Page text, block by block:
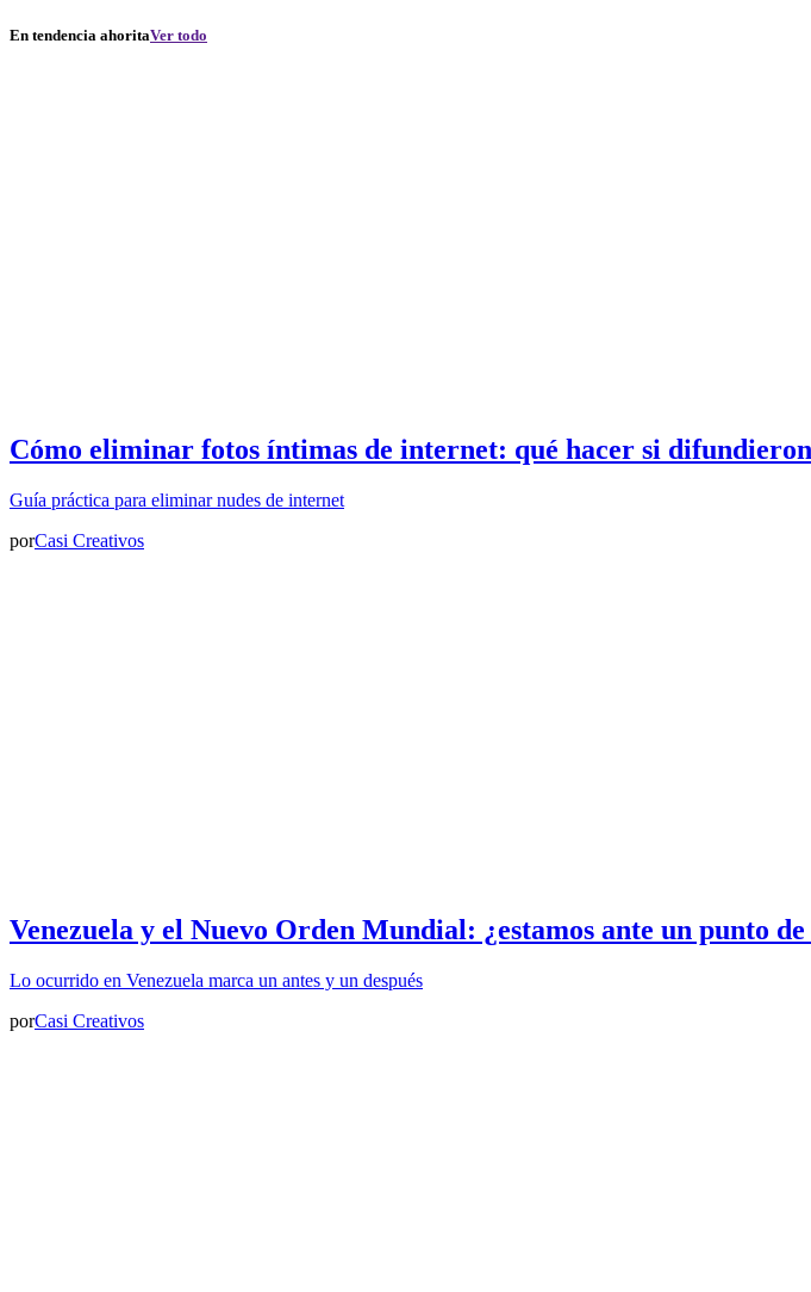
En tendencia ahoritaVer todo
Cómo eliminar fotos íntimas de internet: qué hacer si
Guía práctica para eliminar nudes de internet
porCasi Creativos
Venezuela y el Nuevo Orden Mundial: ¿estamos ante un punto
Lo ocurrido en Venezuela marca un antes y un después
porCasi Creativos